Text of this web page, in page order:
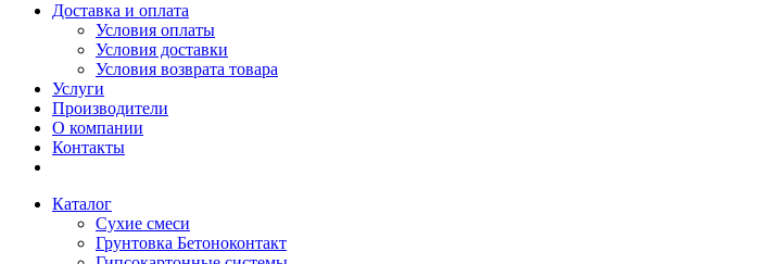
Доставка и оплата
Условия оплаты
Условия доставки
Условия возврата товара
Услуги
Производители
О компании
Контакты
Каталог
Сухие смеси
Грунтовка Бетоноконтакт